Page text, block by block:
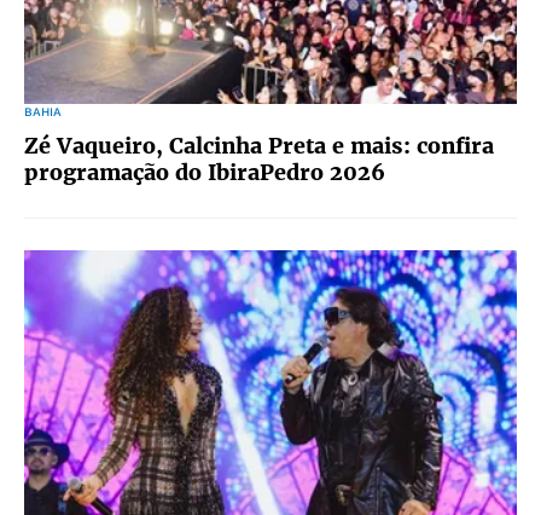
BAHIA
Zé Vaqueiro, Calcinha Preta e mais: confira
programação do IbiraPedro 2026